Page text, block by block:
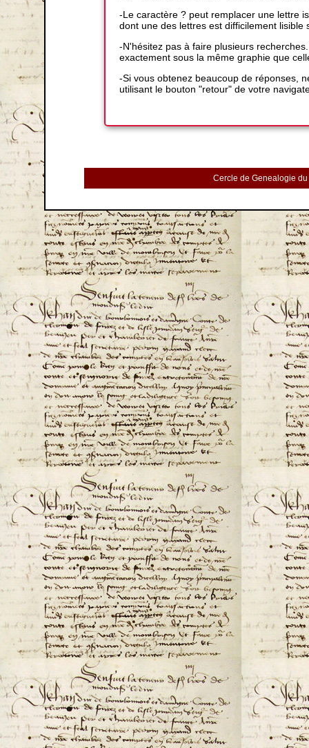
-Le caractère ? peut remplacer une lettre
dont une des lettres est difficilement lisible
-N'hésitez pas à faire plusieurs
exactement sous la même graphie que
-Si vous obtenez beaucoup de réponses,
utilisant le bouton "retour" de votre
Cercle de Genealogie